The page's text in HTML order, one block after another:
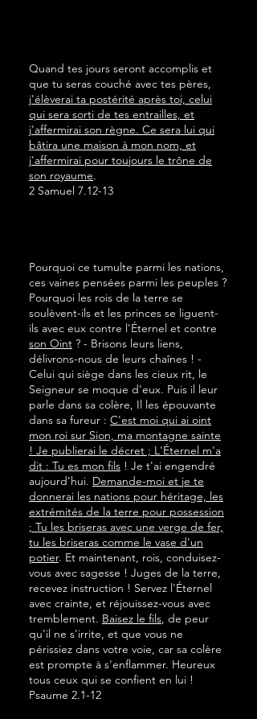
Quand tes jours seront accomplis et
que tu seras couché avec tes pères,
j'élèverai ta postérité après toi, celui
qui sera sorti de tes entrailles, et
j'affermirai son règne. Ce sera lui qui
bâtira une maison à mon nom, et
j'affermirai pour toujours le trône de
son royaume.
2 Samuel 7.12-13
Pourquoi ce tumulte parmi les nations,
ces vaines pensées parmi les peuples ?
Pourquoi les rois de la terre se
soulèvent-ils et les princes se liguent-
ils avec eux contre l'Éternel et contre
son Oint ? - Brisons leurs liens,
délivrons-nous de leurs chaînes ! -
Celui qui siège dans les cieux rit, le
Seigneur se moque d'eux. Puis il leur
parle dans sa colère, Il les épouvante
dans sa fureur : C'est moi qui ai oint
mon roi sur Sion, ma montagne sainte
! Je publierai le décret ; L'Éternel m'a
dit : Tu es mon fils ! Je t'ai engendré
aujourd'hui. Demande-moi et je te
donnerai les nations pour héritage, les
extrémités de la terre pour possession
; Tu les briseras avec une verge de fer,
tu les briseras comme le vase d'un
potier. Et maintenant, rois, conduisez-
vous avec sagesse ! Juges de la terre,
recevez instruction ! Servez l'Éternel
avec crainte, et réjouissez-vous avec
tremblement. Baisez le fils, de peur
qu'il ne s'irrite, et que vous ne
périssiez dans votre voie, car sa colère
est prompte à s'enflammer. Heureux
tous ceux qui se confient en lui !
Psaume 2.1-12